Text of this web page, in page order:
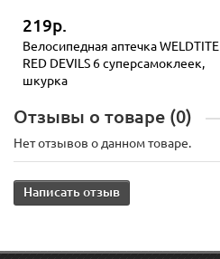
219р.
Велосипедная аптечка WELDTITE
RED DEVILS 6 суперсамоклеек,
шкурка
Отзывы о товаре (0)
Нет отзывов о данном товаре.
Написать отзыв